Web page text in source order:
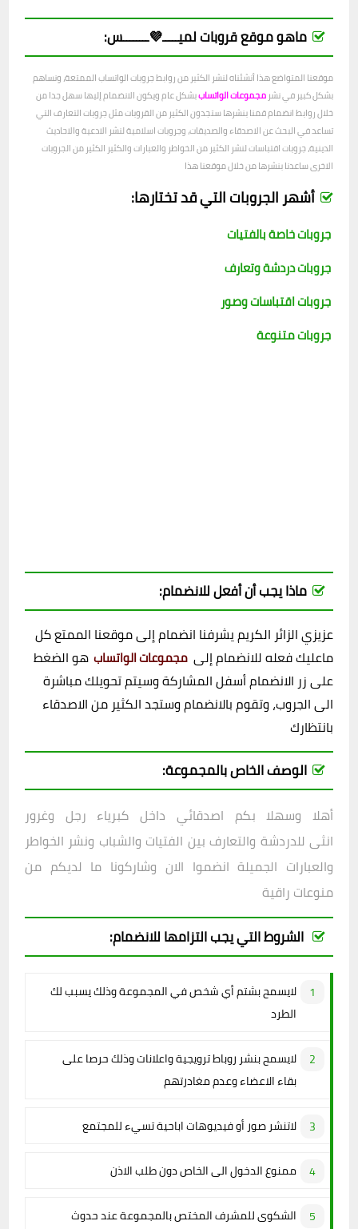
ماهو موقع قروبات لميـــــ💜ــــــــس:
موقعنا المتواضع هذا أنشئناه لنشر الكثير من روابط جروبات الواتساب الممتعة، ونساهم
بشكل كبير في نشر مجموعات الواتساببشكل عام ويكون الانضمام إليها سهل جدا من
خلال روابط انضمام قمنا بنشرها ستجدون الكثير من القروبات مثل جروبات التعارف التي
تساعد في البحث عن الاصدقاء والصديقات، وجروبات اسلامية لنشر الادعية والاحاديث
الدينية، جروبات اقتباسات لنشر الكثير من الخواطر والعبارات والكثير الكثير من الجروبات
الاخرى ساعدنا بنشرها من خلال موقعنا هذا
أشهر الجروبات التي قد تختارها:
جروبات خاصة بالفتيات
جروبات دردشة وتعارف
جروبات اقتباسات وصور
جروبات متنوعة
ماذا يجب أن أفعل للانضمام:
عزيزي الزائر الكريم يشرفنا انضمام إلى موقعنا الممتع كل
ماعليك فعله للانضمام إلى مجموعات الواتساب هو الضغط
على زر الانضمام أسفل المشاركة وسيتم تحويلك مباشرة
الى الجروب، وتقوم بالانضمام وستجد الكثير من الاصدقاء
بانتظارك
الوصف الخاص بالمجموعة:
أهلا وسهلا بكم اصدقائي داخل كبرياء رجل وغرور
انثى للدردشة والتعارف بين الفتيات والشباب ونشر الخواطر
والعبارات الجميلة انضموا الان وشاركونا ما لديكم من
منوعات راقية
الشروط التي يجب التزامها للانضمام:
لايسمح بشتم أي شخص في المجموعة وذلك يسبب لك
الطرد
لايسمح بنشر روباط ترويجية واعلانات وذلك حرصا على
بقاء الاعضاء وعدم مغادرتهم
لاتنشر صور أو فيديوهات اباحية تسيء للمجتمع
ممنوع الدخول الى الخاص دون طلب الاذن
الشكوى للمشرف المختص بالمجموعة عند حدوث